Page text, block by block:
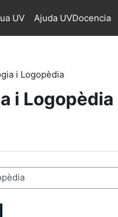
UV Ajuda UVDocencia
i Logopèdia
i Logopèdia